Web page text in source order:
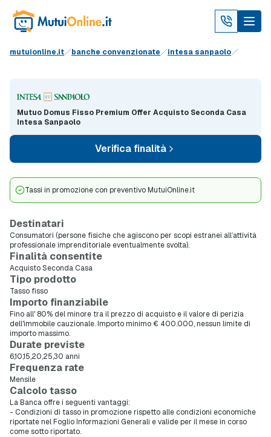
mutuionline.it banche convenzionate intesa sanpaolo
Mutuo Domus Fisso Premium Offer Acquisto Seconda Casa
Intesa Sanpaolo
Verifica finalità
Tassi in promozione con preventivo MutuiOnline.it
Destinatari
Consumatori (persone fisiche che agiscono per scopi estranei all’attività
professionale imprenditoriale eventualmente svolta).
Finalità consentite
Acquisto Seconda Casa
Tipo prodotto
Tasso fisso
Importo finanziabile
Fino all' 80% del minore tra il prezzo di acquisto e il valore di perizia
dell'immobile cauzionale. Importo minimo € 400.000, nessun limite di
importo massimo.
Durate previste
6,10,15,20,25,30 anni
Frequenza rate
Mensile
Calcolo tasso
La Banca offre i seguenti vantaggi:
- Condizioni di tasso in promozione rispetto alle condizioni economiche
riportate nel Foglio Informazioni Generali e valide per il mese in corso
come sotto riportato.